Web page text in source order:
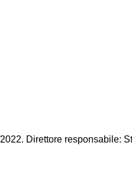
Direttore responsabile: